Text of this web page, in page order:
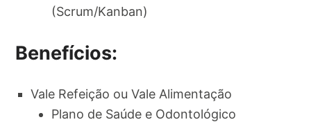
(Scrum/Kanban)
Benefícios:
Vale Refeição ou Vale Alimentação
Plano de Saúde e Odontológico